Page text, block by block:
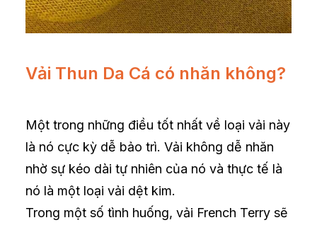
Vải Thun Da Cá có nhăn không?
Một trong những điều tốt nhất về loại vải này
là nó cực kỳ dễ bảo trì. Vải không dễ nhăn
nhờ sự kéo dài tự nhiên của nó và thực tế là
nó là một loại vải dệt kim.
Trong một số tình huống, vải French Terry sẽ